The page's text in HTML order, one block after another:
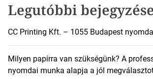
Legutóbbi
CC Printing Kft. – 1055 Budapest
Milyen papírra van szükségünk? A
nyomdai munka alapja a jól